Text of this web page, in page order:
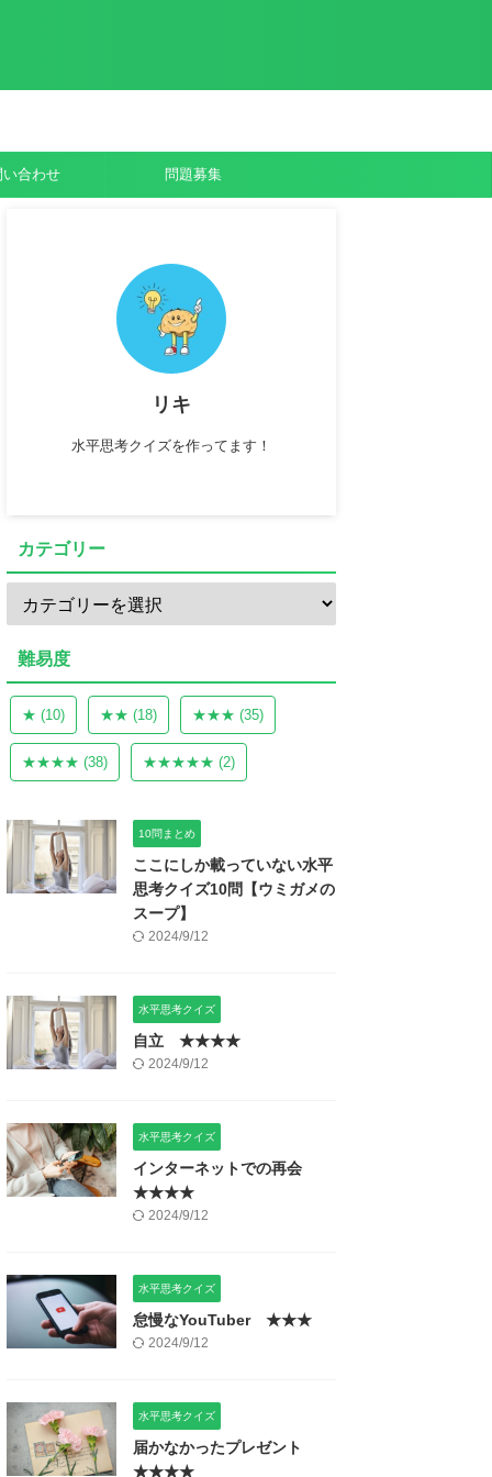
い合わせ 問題募集
リキ
水平思考クイズを作ってます！
カテゴリー
難易度
★ (10) ★★ (18) ★★★ (35)
★★★★ (38) ★★★★★ (2)
10問まとめ
ここにしか載っていない水平
思考クイズ10問【ウミガメの
スープ】
2024/9/12
水平思考クイズ
自立 ★★★★
2024/9/12
水平思考クイズ
インターネットでの再会
★★★★
2024/9/12
水平思考クイズ
怠慢なYouTuber ★★★
2024/9/12
水平思考クイズ
届かなかったプレゼント
★★★★